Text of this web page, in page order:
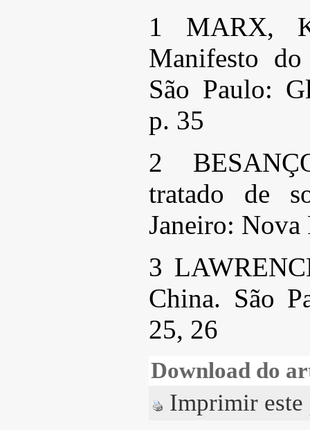
1 MARX,
Manifesto
São Paulo:
p. 35
2
tratado de
Janeiro:
3
China. São
25, 26
Download do
Imprimir este